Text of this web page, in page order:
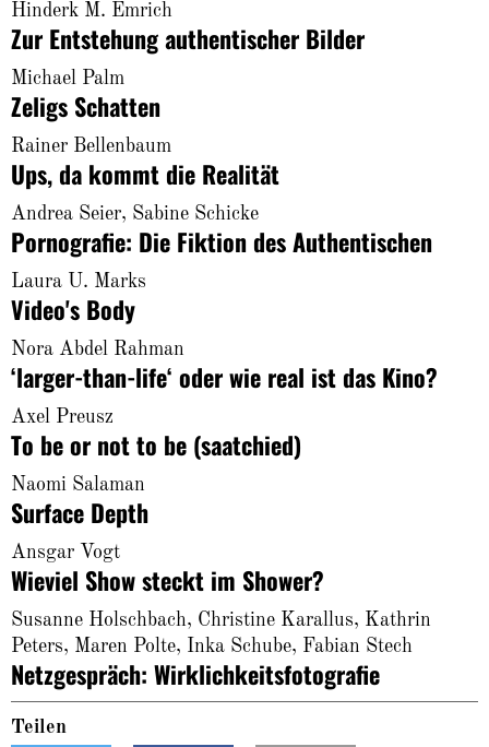
Hinderk M. Emrich
Zur Entstehung authentischer Bilder
Michael Palm
Zeligs Schatten
Rainer Bellenbaum
Ups, da kommt die Realität
Andrea Seier, Sabine Schicke
Pornografie: Die Fiktion des Authentischen
Laura U. Marks
Video's Body
Nora Abdel Rahman
‘larger-than-life‘ oder wie real ist das Kino?
Axel Preusz
To be or not to be (saatchied)
Naomi Salaman
Surface Depth
Ansgar Vogt
Wieviel Show steckt im Shower?
Susanne Holschbach, Christine Karallus, Kathrin
Peters, Maren Polte, Inka Schube, Fabian Stech
Netzgespräch: Wirklichkeitsfotografie
Teilen